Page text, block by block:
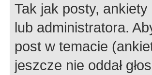
Tak jak posty,
lub administratora.
post w temacie
jeszcze nie oddał